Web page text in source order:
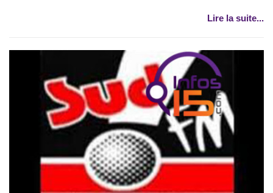
Lire la suite...